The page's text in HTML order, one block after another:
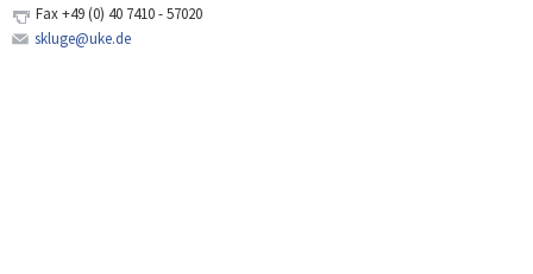
Fax+49 (0) 40 7410 - 57020
skluge@uke.de